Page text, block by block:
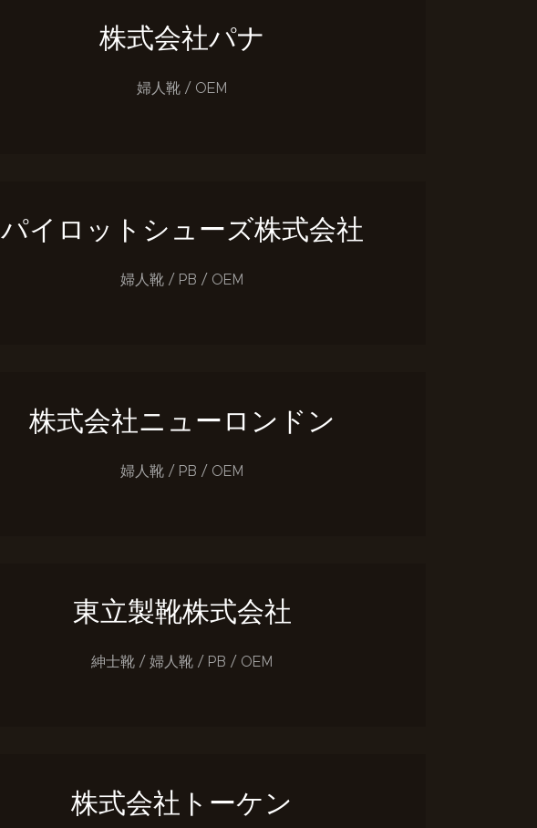
株式会社パナ
婦人靴 / OEM
パイロットシューズ株式会社
婦人靴 / PB / OEM
株式会社ニューロンドン
婦人靴 / PB / OEM
東立製靴株式会社
紳士靴 / 婦人靴 / PB / OEM
株式会社トーケン